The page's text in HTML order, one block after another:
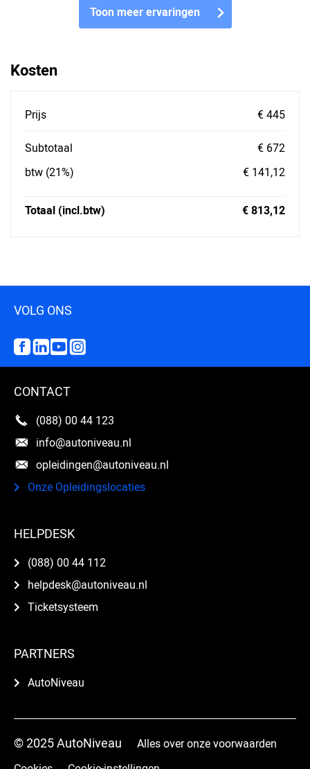
Toon meer ervaringen
Kosten
Prijs € 445
Subtotaal
€ 672
btw (21%)
€ 141,12
Totaal (incl.btw) € 813,12
VOLG ONS
CONTACT
(088) 00 44 123
info@autoniveau.nl
opleidingen@autoniveau.nl
Onze Opleidingslocaties
HELPDESK
(088) 00 44 112
helpdesk@autoniveau.nl
Ticketsysteem
PARTNERS
AutoNiveau
© 2025 AutoNiveau
Alles over onze voorwaarden